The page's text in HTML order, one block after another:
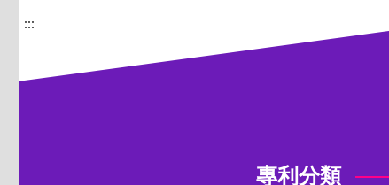
:::
專利分類